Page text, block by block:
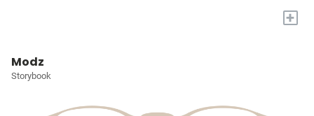
+
Modz
Storybook